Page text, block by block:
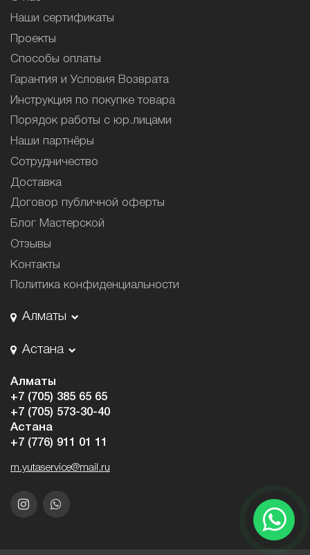
Наши сертификаты
Проекты
Способы оплаты
Гарантия и Условия Возврата
Инструкция по покупке товара
Порядок работы с юр.лицами
Наши партнёры
Сотрудничество
Доставка
Договор публичной оферты
Блог Мастерской
Отзывы
Контакты
Политика конфиденциальности
Алматы
Астана
Алматы
+7 (705) 385 65 65
+7 (705) 573-30-40
Астана
+7 (776) 911 01 11
m.yutaservice@mail.ru